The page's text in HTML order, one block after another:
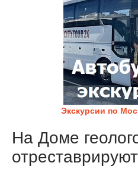
Экскурсии по
На Доме